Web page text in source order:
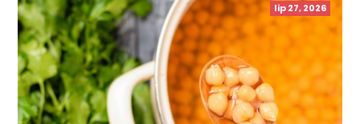
lip 27, 2026